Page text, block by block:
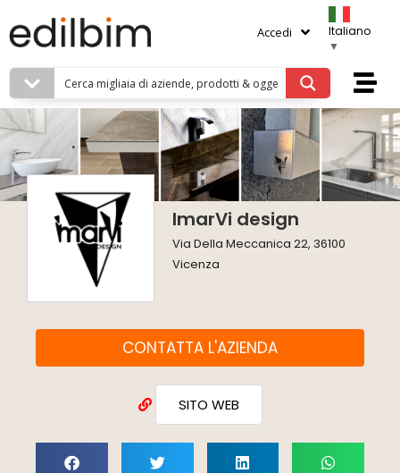
Accedi
Italiano
▼
ImarVi design
Via Della Meccanica 22, 36100
Vicenza
CONTATTA L'AZIENDA
SITO WEB